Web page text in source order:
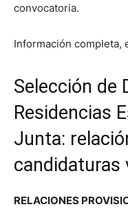
convocatoria.
Información completa,
Selección de
Residencias
Junta:
candidaturas
RELACIONES